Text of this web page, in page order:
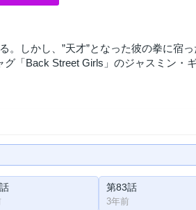
しかし、”天才”となった彼の拳に宿っ
「Back Street Girls」のジャスミン・
第83話
3年前